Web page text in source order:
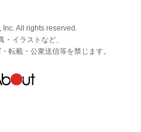
All rights reserved.
・イラストなど、
転載・公衆送信等を禁じます。